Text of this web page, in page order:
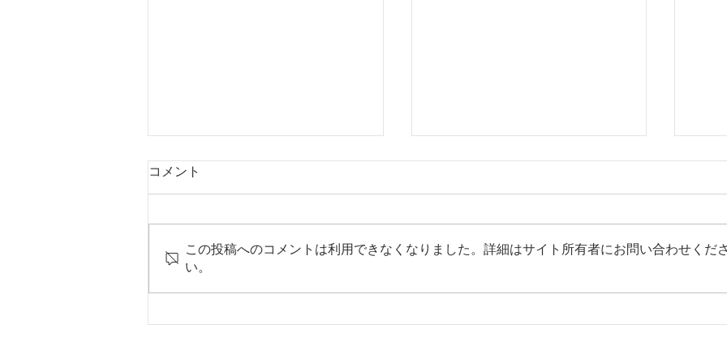
平野年度：週報
平野年度：週報no.3を発
平
コメント
この投稿へのコメントは利用できなくなりました。詳細はサイト所有者にお問い合わせくださ
い。